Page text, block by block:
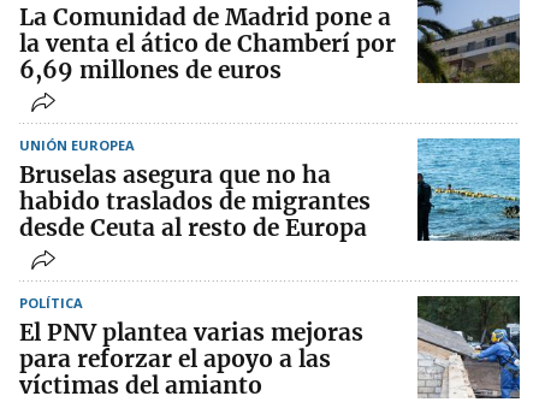
La Comunidad de Madrid pone a
la venta el ático de Chamberí por
6,69 millones de euros
UNIÓN EUROPEA
Bruselas asegura que no ha
habido traslados de migrantes
desde Ceuta al resto de Europa
POLÍTICA
El PNV plantea varias mejoras
para reforzar el apoyo a las
víctimas del amianto